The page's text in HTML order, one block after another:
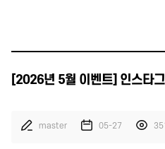
[2026년 5월 이벤트] 인스타
master 05-27